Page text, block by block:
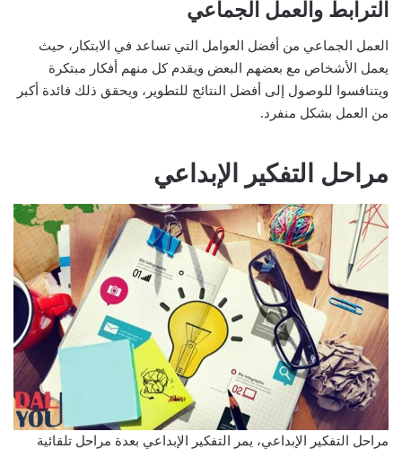
الترابط والعمل الجماعي
العمل الجماعي من أفضل العوامل التي تساعد في الابتكار، حيث
يعمل الأشخاص مع بعضهم البعض ويقدم كل منهم أفكار مبتكرة
ويتنافسوا للوصول إلى أفضل النتائج للتطوير، ويحقق ذلك فائدة أكبر
من العمل بشكل منفرد.
مراحل التفكير الإبداعي
مراحل التفكير الإبداعي، يمر التفكير الإبداعي بعدة مراحل تلقائية